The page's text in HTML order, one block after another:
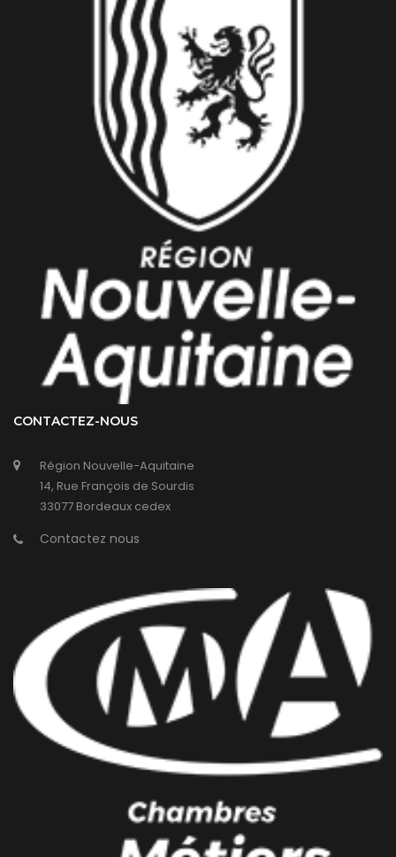
CONTACTEZ-NOUS
Région Nouvelle-Aquitaine
14, Rue François de Sourdis
33077 Bordeaux cedex
Contactez nous